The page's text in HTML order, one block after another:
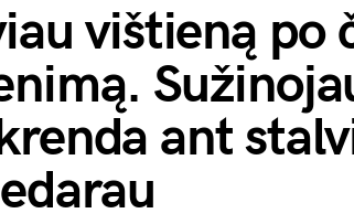
vištieną po
ant